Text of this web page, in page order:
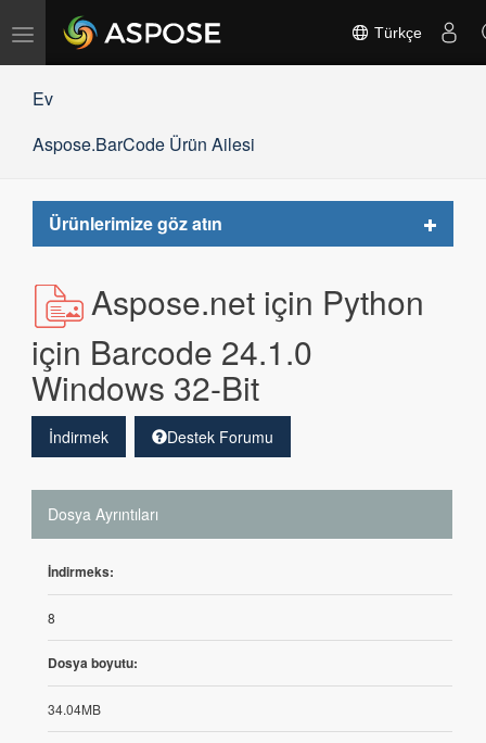
Gezinmeyi
Türkçe
Ev
Aspose.BarCode Ürün Ailesi
Ürünlerimize göz atın
Toggle
Aspose.net için Python
için Barcode 24.1.0
Windows 32-Bit
İndirmek Destek Forumu
Dosya Ayrıntıları
İndirmeks:
8
Dosya boyutu:
34.04MB